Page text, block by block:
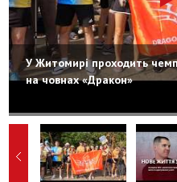
У Житомирі проходить
на човнах «Дракон»